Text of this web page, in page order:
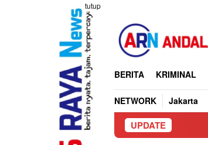
tutup
BERITA KRIMINAL
NETWORK Jakarta
UPDATE